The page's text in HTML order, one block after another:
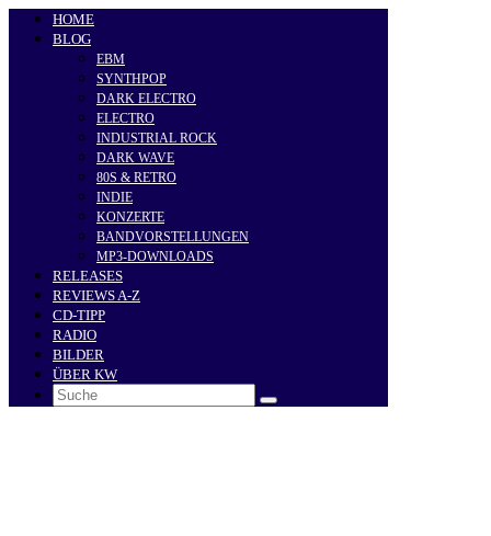
HOME
BLOG
EBM
SYNTHPOP
DARK ELECTRO
ELECTRO
INDUSTRIAL ROCK
DARK WAVE
80S & RETRO
INDIE
KONZERTE
BANDVORSTELLUNGEN
MP3-DOWNLOADS
RELEASES
REVIEWS A-Z
CD-TIPP
RADIO
BILDER
ÜBER KW
Search